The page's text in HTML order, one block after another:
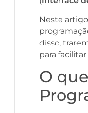
Neste
disso,
para facilitar
O